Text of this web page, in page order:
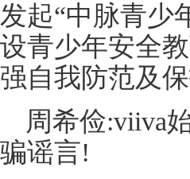
发起“中脉青少
设青少年安全
强自我防范及
周希俭:viiva
骗谣言!